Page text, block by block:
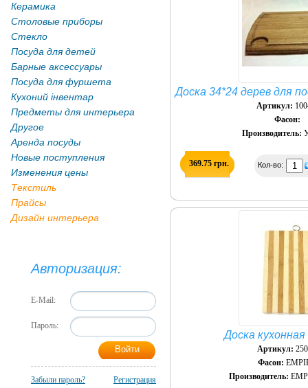
Керамика
Столовые приборы
Стекло
Посуда для детей
Барные аксессуары
Посуда для фуршета
Кухоний інвентар
Предметы для интерьера
Другое
Аренда посуды
Новые поступления
Изменения цены
Текстиль
Прайсы
Дизайн интерьера
Авторизация:
E-Mail:
Пароль:
Забыли пароль? Регистрация
Доска 34*24 дерев для
Артикул:
Фасон:
Производитель:
369.75 грн. Кол-во:
Доска
Артикул:
Фасон:
Производитель: